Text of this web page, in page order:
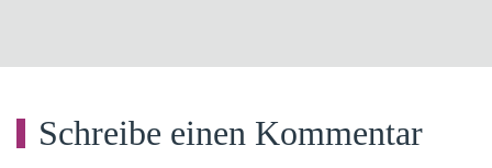
Schreibe einen Kommentar